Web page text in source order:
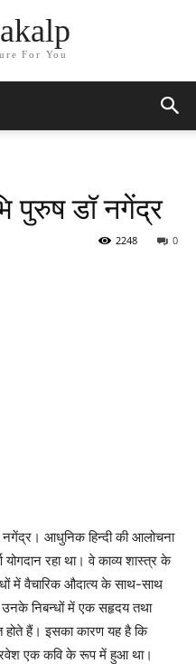
For You
पुरुष डॉ नगेंद्र
0
2248
नगेंद्र। आधुनिक हिन्दी की आलोचना
रहा था। वे काव्य शास्त्र के
में वैचारिक औदात्य के साथ-साथ
उनके निबन्धों में एक सहृदय तथा
होते हैं। इसका कारण यह है कि
प्रवेश एक कवि के रूप में हुआ था।